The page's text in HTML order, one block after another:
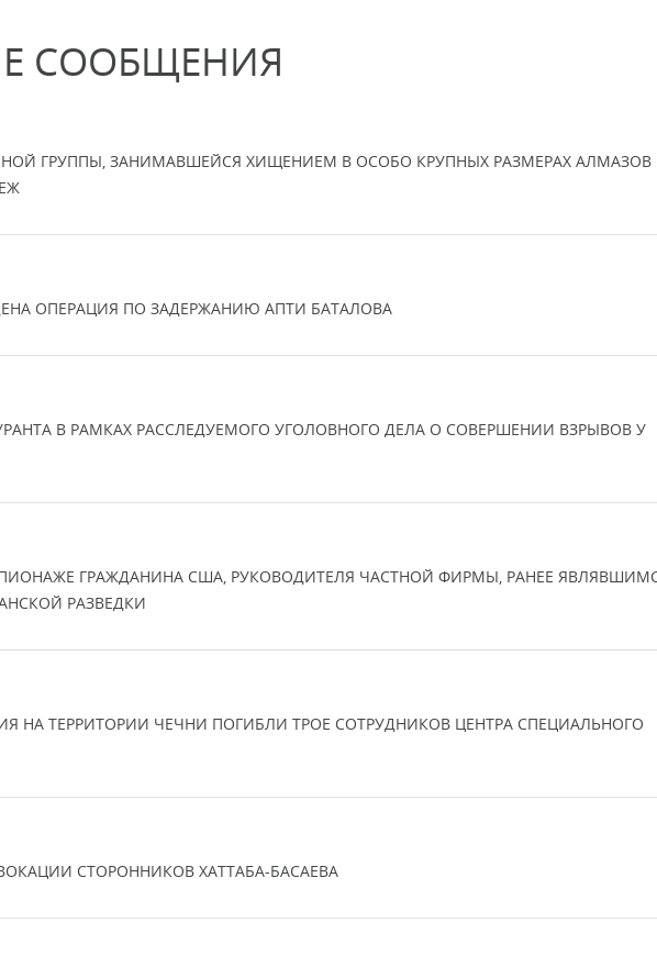
СООБЩЕНИЯ
ГРУППЫ, ЗАНИМАВШЕЙСЯ ХИЩЕНИЕМ В ОСОБО КРУПНЫХ РАЗМЕРАХ АЛМАЗОВ
ОПЕРАЦИЯ ПО ЗАДЕРЖАНИЮ АПТИ БАТАЛОВА
В РАМКАХ РАССЛЕДУЕМОГО УГОЛОВНОГО ДЕЛА О СОВЕРШЕНИИ ВЗРЫВОВ У
ГРАЖДАНИНА США, РУКОВОДИТЕЛЯ ЧАСТНОЙ ФИРМЫ, РАНЕЕ
РАЗВЕДКИ
НА ТЕРРИТОРИИ ЧЕЧНИ ПОГИБЛИ ТРОЕ СОТРУДНИКОВ ЦЕНТРА СПЕЦИАЛЬНОГО
СТОРОННИКОВ ХАТТАБА-БАСАЕВА